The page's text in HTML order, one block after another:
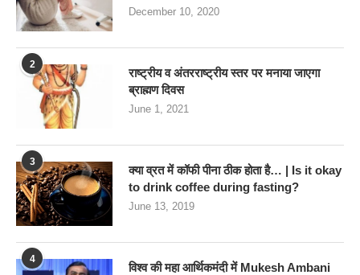
December 10, 2020
2
राष्ट्रीय व अंतरराष्ट्रीय स्तर पर मनाया जाएगा
ब्राह्मण दिवस
June 1, 2021
3
क्या व्रत में कॉफी पीना ठीक होता है… | Is it okay
to drink coffee during fasting?
June 13, 2019
4
विश्व की महा आर्थिकमंदी में Mukesh Ambani